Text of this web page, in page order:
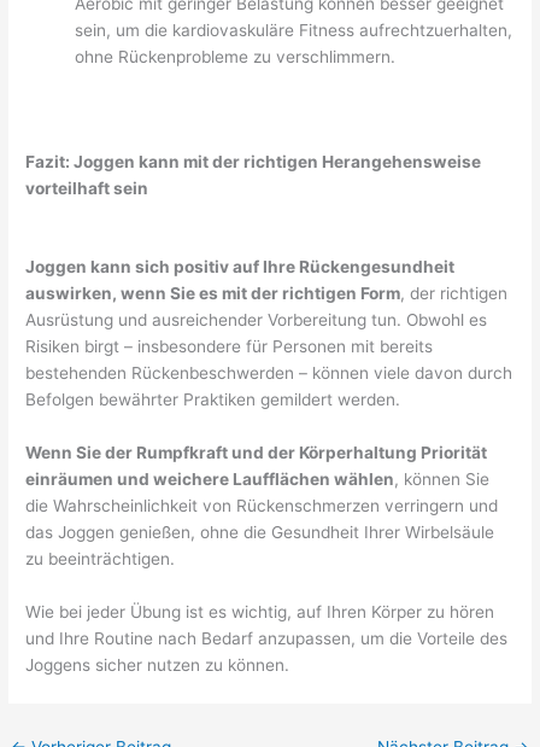
sein, um die kardiovaskuläre Fitness aufrechtzuerhalten,
ohne Rückenprobleme zu verschlimmern.
Fazit: Joggen kann mit der richtigen Herangehensweise
vorteilhaft sein
Joggen kann sich positiv auf Ihre Rückengesundheit
auswirken, wenn Sie es mit der richtigen Form, der richtigen
Ausrüstung und ausreichender Vorbereitung tun. Obwohl es
Risiken birgt – insbesondere für Personen mit bereits
bestehenden Rückenbeschwerden – können viele davon durch
Befolgen bewährter Praktiken gemildert werden.
Wenn Sie der Rumpfkraft und der Körperhaltung Priorität
einräumen und weichere Laufflächen wählen, können Sie
die Wahrscheinlichkeit von Rückenschmerzen verringern und
das Joggen genießen, ohne die Gesundheit Ihrer Wirbelsäule
zu beeinträchtigen.
Wie bei jeder Übung ist es wichtig, auf Ihren Körper zu hören
und Ihre Routine nach Bedarf anzupassen, um die Vorteile des
Joggens sicher nutzen zu können.